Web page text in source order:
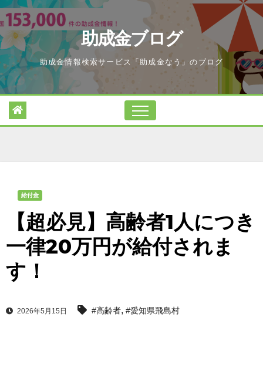
Skip
to
content
助成金ブログ
助成金情報検索サービス「助成金なう」のブログ
給付金
【超必見】高齢者1人につき
一律20万円が給付されま
す！
2026年5月15日 #高齢者, #愛知県飛島村